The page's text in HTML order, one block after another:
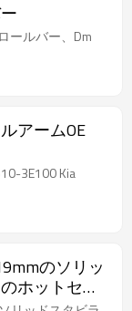
ールバー、Dm
アームOE
3E100 Kia
のソリッ
ホットセー